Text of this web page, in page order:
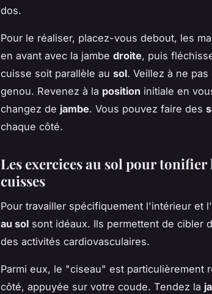
dos.
Pour le réaliser, placez-vous debout, les
en avant avec la jambe droite, puis
cuisse soit parallèle au sol. Veillez à ne
genou. Revenez à la position initiale en
changez de jambe. Vous pouvez faire des
chaque côté.
Les exercices au sol pour
cuisses
Pour travailler spécifiquement l'intérieur et
au sol sont idéaux. Ils permettent de cibler
des activités cardiovasculaires.
Parmi eux, le "ciseau" est particulièrement
côté, appuyée sur votre coude. Tendez la